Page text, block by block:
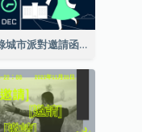
螢光綠城市派對邀請函